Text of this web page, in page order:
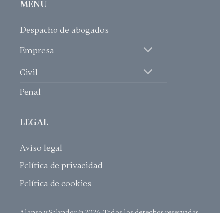
MENÚ
Despacho de abogados
Empresa
Civil
Penal
LEGAL
Aviso legal
Política de privacidad
Política de cookies